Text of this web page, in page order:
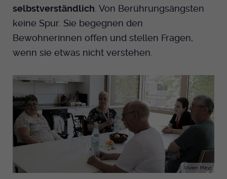
selbstverständlich. Von Berührungsängsten
keine Spur. Sie begegnen den
Bewohnerinnen offen und stellen Fragen,
wenn sie etwas nicht verstehen.
Vivian Mayr